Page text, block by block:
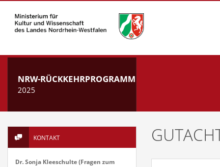
NRW-RÜCKKEHRPROGRAMM
2025
KONTAKT
Dr. Sonja Kleeschulte (Fragen zum